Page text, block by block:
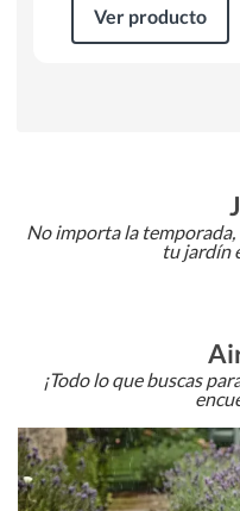
Ver producto
No importa la
tu jardín
¡Todo lo que buscas